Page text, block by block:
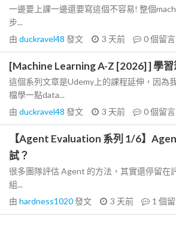
一邊要上課一邊還要寫這個不容易! 整個
步...
由 duckravel48 發文 3 天前 0個留言
[Machine Learning A-Z [2026] ] 學習
這個系列文章是Udemy上的課程延伸，因為
檔學一點data...
由 duckravel48 發文 3 天前 0個留言
【Agent Evaluation 系列 1/6】
試？
很多團隊評估 Agent 的方法，其實還停留在
組...
由 hardness1020發文 3 天前 1 個